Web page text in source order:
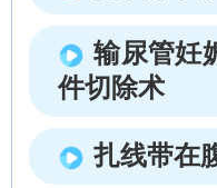
输尿管妊
件切除术
扎线带在